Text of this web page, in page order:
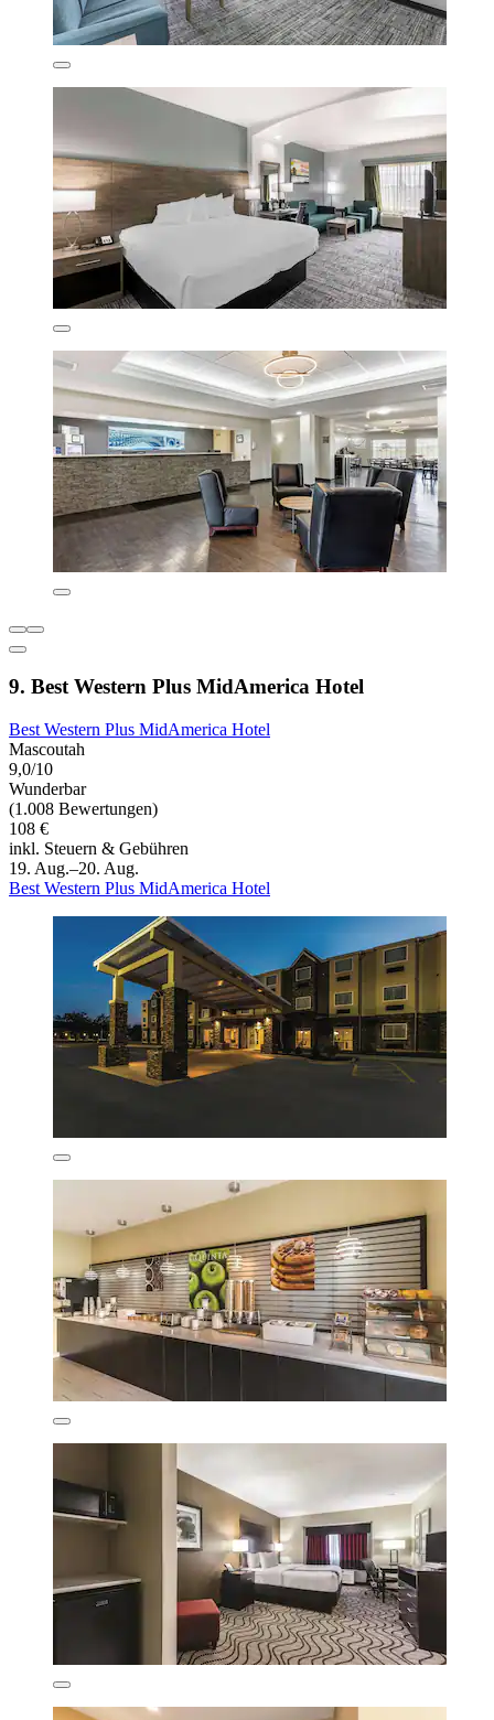
9. Best Western Plus MidAmerica Hotel
Best Western Plus MidAmerica Hotel
Mascoutah
9,0/10
Wunderbar
(1.008 Bewertungen)
108 €
inkl. Steuern & Gebühren
19. Aug.–20. Aug.
Best Western Plus MidAmerica Hotel